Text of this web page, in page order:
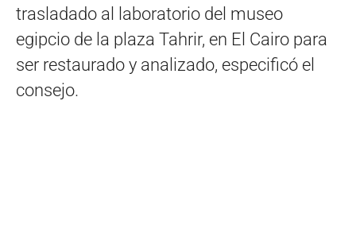
trasladado al laboratorio del museo
egipcio de la plaza Tahrir, en El Cairo para
ser restaurado y analizado, especificó el
consejo.